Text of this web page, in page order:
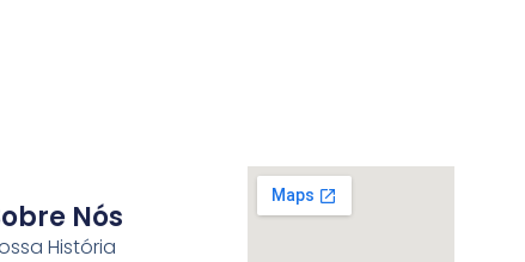
Nós
História